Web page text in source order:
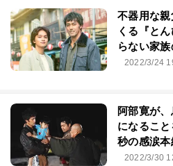
不器用な
くる『と
らない家
2022/3/24
阿部寛が
になるこ
秒の感涙本
2022/3/30